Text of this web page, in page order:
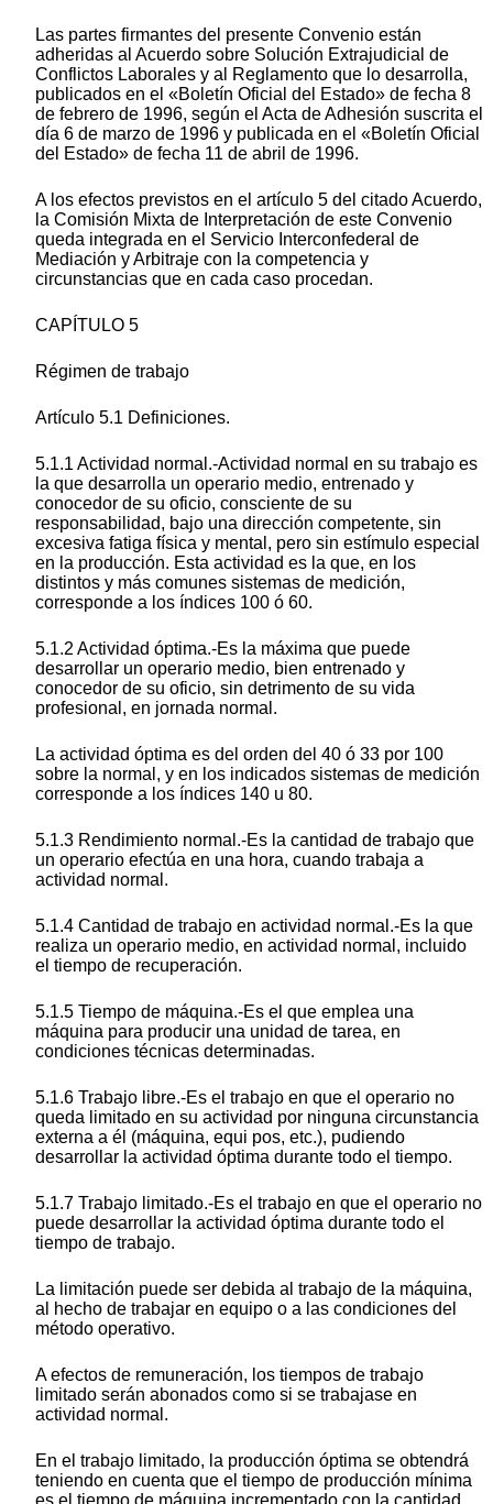
Las partes firmantes del presente Convenio están
adheridas al Acuerdo sobre Solución Extrajudicial de
Conflictos Laborales y al Reglamento que lo desarrolla,
publicados en el «Boletín Oficial del Estado» de fecha 8
de febrero de 1996, según el Acta de Adhesión suscrita el
día 6 de marzo de 1996 y publicada en el «Boletín Oficial
del Estado» de fecha 11 de abril de 1996.
A los efectos previstos en el artículo 5 del citado Acuerdo,
la Comisión Mixta de Interpretación de este Convenio
queda integrada en el Servicio Interconfederal de
Mediación y Arbitraje con la competencia y
circunstancias que en cada caso procedan.
CAPÍTULO 5
Régimen de trabajo
Artículo 5.1 Definiciones.
5.1.1 Actividad normal.-Actividad normal en su trabajo es
la que desarrolla un operario medio, entrenado y
conocedor de su oficio, consciente de su
responsabilidad, bajo una dirección competente, sin
excesiva fatiga física y mental, pero sin estímulo especial
en la producción. Esta actividad es la que, en los
distintos y más comunes sistemas de medición,
corresponde a los índices 100 ó 60.
5.1.2 Actividad óptima.-Es la máxima que puede
desarrollar un operario medio, bien entrenado y
conocedor de su oficio, sin detrimento de su vida
profesional, en jornada normal.
La actividad óptima es del orden del 40 ó 33 por 100
sobre la normal, y en los indicados sistemas de medición
corresponde a los índices 140 u 80.
5.1.3 Rendimiento normal.-Es la cantidad de trabajo que
un operario efectúa en una hora, cuando trabaja a
actividad normal.
5.1.4 Cantidad de trabajo en actividad normal.-Es la que
realiza un operario medio, en actividad normal, incluido
el tiempo de recuperación.
5.1.5 Tiempo de máquina.-Es el que emplea una
máquina para producir una unidad de tarea, en
condiciones técnicas determinadas.
5.1.6 Trabajo libre.-Es el trabajo en que el operario no
queda limitado en su actividad por ninguna circunstancia
externa a él (máquina, equi pos, etc.), pudiendo
desarrollar la actividad óptima durante todo el tiempo.
5.1.7 Trabajo limitado.-Es el trabajo en que el operario no
puede desarrollar la actividad óptima durante todo el
tiempo de trabajo.
La limitación puede ser debida al trabajo de la máquina,
al hecho de trabajar en equipo o a las condiciones del
método operativo.
A efectos de remuneración, los tiempos de trabajo
limitado serán abonados como si se trabajase en
actividad normal.
En el trabajo limitado, la producción óptima se obtendrá
teniendo en cuenta que el tiempo de producción mínima